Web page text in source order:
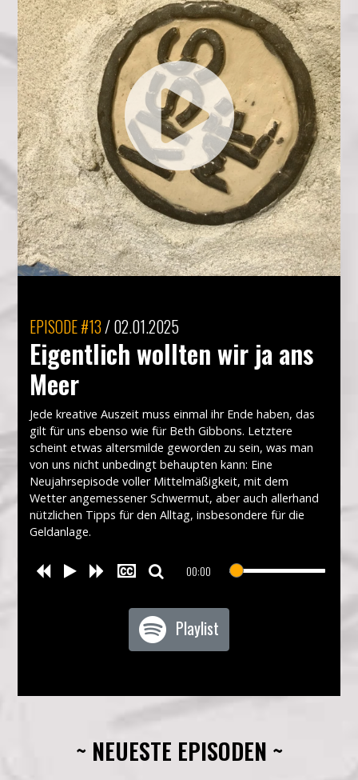
EPISODE#13/02.01.2025
Eigentlich wollten wir ja ans
Meer
Jede kreative Auszeit muss einmal ihr Ende haben, das
gilt für uns ebenso wie für Beth Gibbons. Letztere
scheint etwas altersmilde geworden zu sein, was man
von uns nicht unbedingt behaupten kann: Eine
Neujahrsepisode voller Mittelmäßigkeit, mit dem
Wetter angemessener Schwermut, aber auch allerhand
nützlichen Tipps für den Alltag, insbesondere für die
Geldanlage.
00:00
Playlist
~ NEUESTE EPISODEN ~